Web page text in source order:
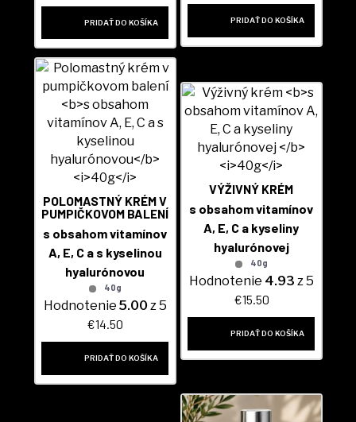
PRIDAŤ DO KOŠÍKA PRIDAŤ DO KOŠÍKA
POLOMASTNÝ KRÉM V
PUMPIČKOVOM BALENÍ
s obsahom vitamínov
A, E, C a s kyselinou
hyalurónovou
40g
Hodnotenie 5.00 z 5
€14.50
PRIDAŤ DO KOŠÍKA
VÝŽIVNÝ KRÉM
s obsahom vitamínov
A, E, C a kyseliny
hyalurónovej
40g
Hodnotenie 4.93 z 5
€15.50
PRIDAŤ DO KOŠÍKA